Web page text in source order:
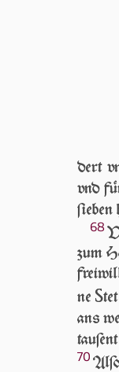
dert
vnd
68
zum
ne S
ans
70